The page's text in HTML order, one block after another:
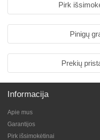
Pirk
Pinigų
Prekių
Informacija
Apie mus
Garantijos
Pirk išsimokėtinai